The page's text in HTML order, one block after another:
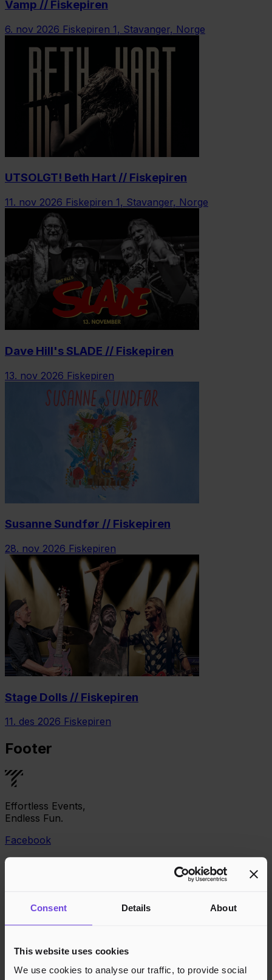
Consent Details About
This website uses cookies
We use cookies to analyse our traffic, to provide social
Vamp // Fiskepiren
6. nov 2026 Fiskepiren 1, Stavanger, Norge
UTSOLGT! Beth Hart // Fiskepiren
11. nov 2026 Fiskepiren 1, Stavanger, Norge
Dave Hill's SLADE // Fiskepiren
13. nov 2026 Fiskepiren
Susanne Sundfør // Fiskepiren
28. nov 2026 Fiskepiren
Stage Dolls // Fiskepiren
11. des 2026 Fiskepiren
Footer
Effortless Events,
Endless Fun.
Facebook